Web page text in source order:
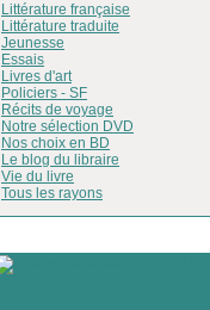
Littérature française
Littérature traduite
Jeunesse
Essais
Livres d'art
Policiers - SF
Récits de voyage
Notre sélection DVD
Nos choix en BD
Le blog du libraire
Vie du livre
Tous les rayons